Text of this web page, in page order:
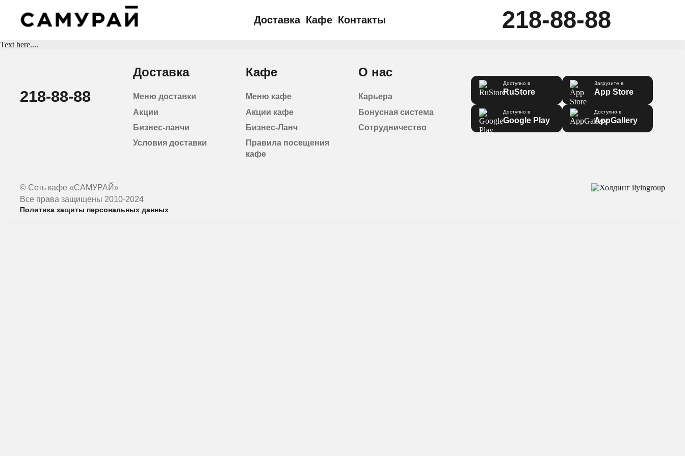
Доставка Кафе
Бизнес-Ланч
Контакты 218-88-88
Text here....
218-88-88
Доставка
Меню доставки
Акции
Бизнес-ланчи
Условия доставки
Кафе
Меню кафе
Акции кафе
Бизнес-Ланч
Правила посещения
кафе
О нас
Карьера
Бонусная система
Сотрудничество
Доступно в
RuStore
Загрузите в
App Store
Доступно в
Google Play
Доступно в
AppGallery
© Сеть кафе «САМУРАЙ»
Все права защищены 2010-2024
Политика защиты персональных данных